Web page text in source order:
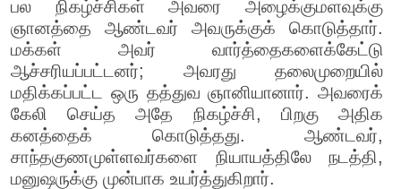
பல நிகழ்ச்சிகள் அவரை அழைக்குமளவுக்கு
ஞானத்தை ஆண்டவர் அவருக்குக் கொடுத்தார்.
மக்கள் அவர் வார்த்தைகளைக்கேட்டு
ஆச்சரியப்பட்டனர்; அவரது தலைமுறையில்
மதிக்கப்பட்ட ஒரு தத்துவ ஞானியானார். அவரைக்
கேலி செய்த அதே நிகழ்ச்சி, பிறகு அதிக
கனத்தைக் கொடுத்தது. ஆண்டவர்,
சாந்தகுணமுள்ளவர்களை நியாயத்திலே நடத்தி,
மனுஷருக்கு முன்பாக உயர்த்துகிறார்.